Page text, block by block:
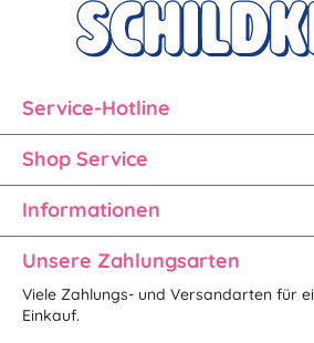
Service-Hotline
Shop Service
Informationen
Unsere Zahlungsarten
Viele Zahlungs- und Versandarten für
Einkauf.